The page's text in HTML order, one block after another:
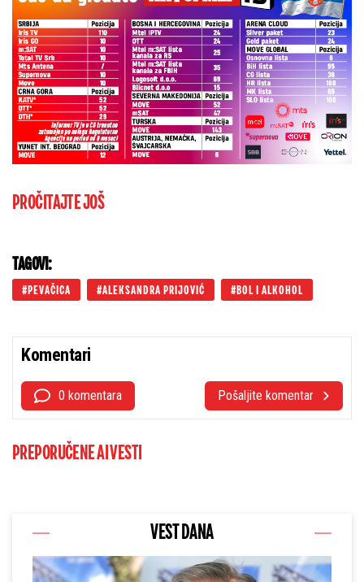
PROČITAJTE JOŠ
TAGOVI:
PEVAČICA ALEKSANDRA PRIJOVIĆ BOL I ALKOHOL
Komentari
0 komentara Pošaljite komentar
PREPORUČENE AI VESTI
VEST DANA